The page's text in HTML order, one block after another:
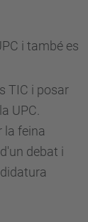
i també es
TIC i posar
UPC.
la feina
debat i